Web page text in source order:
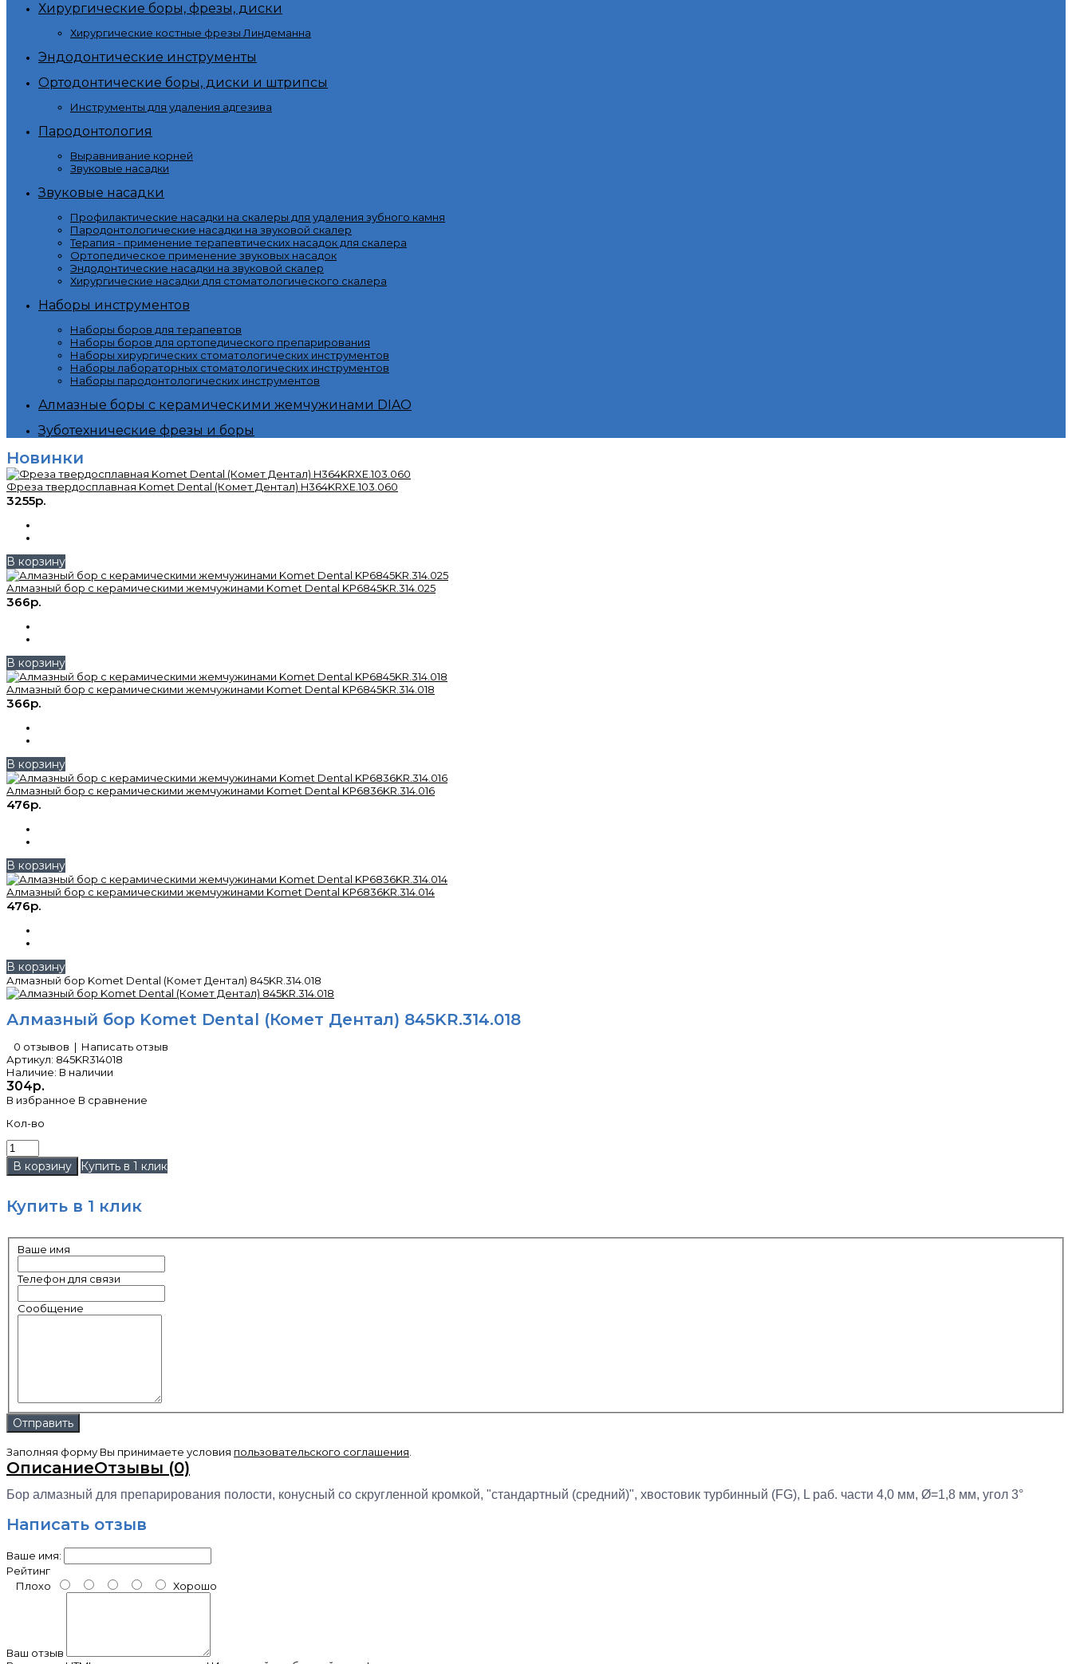
Хирургические боры, фрезы, диски
Хирургические костные фрезы Линдеманна
Эндодонтические инструменты
Ортодонтические боры, диски и штрипсы
Инструменты для удаления адгезива
Пародонтология
Выравнивание корней
Звуковые насадки
Звуковые насадки
Профилактические насадки на скалеры для удаления зубного камня
Пародонтологические насадки на звуковой скалер
Терапия - применение терапевтических насадок для скалера
Ортопедическое применение звуковых насадок
Эндодонтические насадки на звуковой скалер
Хирургические насадки для стоматологического скалера
Наборы инструментов
Наборы боров для терапевтов
Наборы боров для ортопедического препарирования
Наборы хирургических стоматологических инструментов
Наборы лабораторных стоматологических инструментов
Наборы пародонтологических инструментов
Алмазные боры с керамическими жемчужинами DIAO
Зуботехнические фрезы и боры
Новинки
Фреза твердосплавная Komet Dental (Комет Дентал) H364KRXE.103.060
3255р.
В корзину
Алмазный бор с керамическими жемчужинами Komet Dental KP6845KR.314.025
366р.
В корзину
Алмазный бор с керамическими жемчужинами Komet Dental KP6845KR.314.018
366р.
В корзину
Алмазный бор с керамическими жемчужинами Komet Dental KP6836KR.314.016
476р.
В корзину
Алмазный бор с керамическими жемчужинами Komet Dental KP6836KR.314.014
476р.
В корзину
Алмазный бор Komet Dental (Комет Дентал) 845KR.314.018
Алмазный бор Komet Dental (Комет Дентал) 845KR.314.018
0 отзывов | Написать отзыв
Артикул: 845KR314018
Наличие: В наличии
304р.
В избранное В сравнение
Кол-во
Купить в 1 клик
Купить в 1 клик
Ваше имя
Телефон для связи
Сообщение
Заполняя форму Вы принимаете условия пользовательского соглашения
ОписаниеОтзывы (0)
Бор алмазный для препарирования полости, конусный со скругленной кромкой, "стандартный (средний)", хвостовик турбинный (FG), L раб. части 4,0 мм, Ø=1,8 мм, угол 3°
Написать отзыв
Ваше имя:
Рейтинг
Плохо
Хорошо
Ваш отзыв